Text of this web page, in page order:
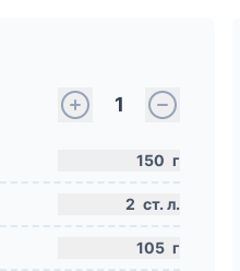
1
150 г
2 ст. л.
105 г